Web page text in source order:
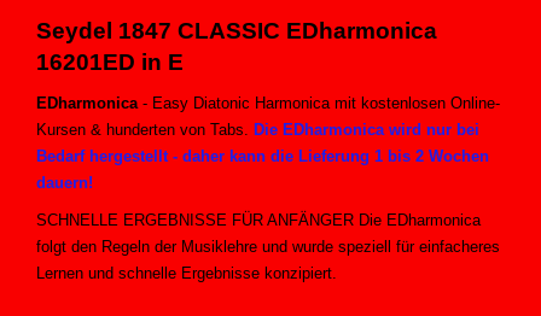
Seydel 1847 CLASSIC EDharmonica
16201ED in E
EDharmonica- Easy Diatonic Harmonica mit kostenlosen Online-
Kursen & hunderten von Tabs. Die EDharmonica wird nur bei
Bedarf hergestellt - daher kann die Lieferung 1 bis 2 Wochen
dauern!
SCHNELLE ERGEBNISSE FÜR ANFÄNGER Die EDharmonica
folgt den Regeln der Musiklehre und wurde speziell für einfacheres
Lernen und schnelle Ergebnisse konzipiert.